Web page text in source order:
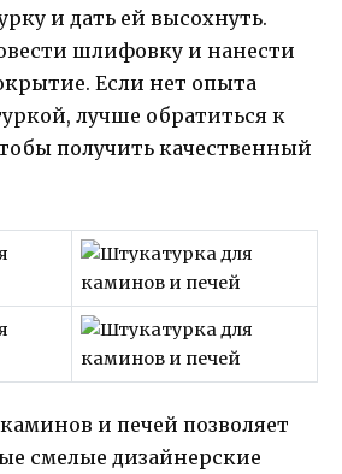
и дать ей высохнуть.
шлифовку и нанести
Если нет опыта
лучше обратиться к
получить качественный
и печей позволяет
смелые дизайнерские